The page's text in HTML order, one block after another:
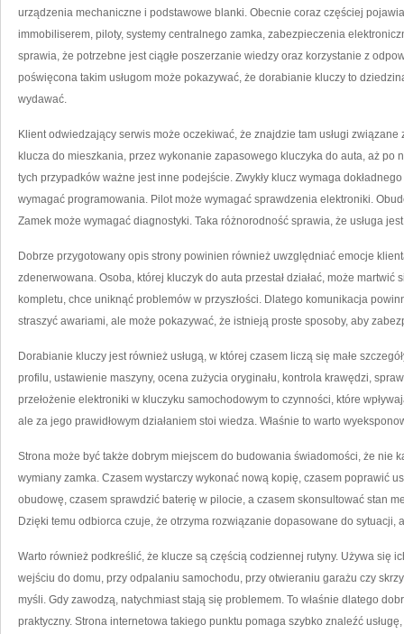
urządzenia mechaniczne i podstawowe blanki. Obecnie coraz częściej
immobiliserem, piloty, systemy centralnego zamka, zabezpieczenia
sprawia, że potrzebne jest ciągłe poszerzanie wiedzy oraz korzystanie z
poświęcona takim usługom może pokazywać, że dorabianie kluczy to
wydawać.
Klient odwiedzający serwis może oczekiwać, że znajdzie tam usługi
klucza do mieszkania, przez wykonanie zapasowego kluczyka do auta, aż po
tych przypadków ważne jest inne podejście. Zwykły klucz wymaga
wymagać programowania. Pilot może wymagać sprawdzenia elektroniki.
Zamek może wymagać diagnostyki. Taka różnorodność sprawia, że usługa
Dobrze przygotowany opis strony powinien również uwzględniać emocje
zdenerwowana. Osoba, której kluczyk do auta przestał działać, może
kompletu, chce uniknąć problemów w przyszłości. Dlatego komunikacja
straszyć awariami, ale może pokazywać, że istnieją proste sposoby, aby
Dorabianie kluczy jest również usługą, w której czasem liczą się małe
profilu, ustawienie maszyny, ocena zużycia oryginału, kontrola krawędzi,
przełożenie elektroniki w kluczyku samochodowym to czynności, które
ale za jego prawidłowym działaniem stoi wiedza. Właśnie to warto
Strona może być także dobrym miejscem do budowania świadomości, że nie
wymiany zamka. Czasem wystarczy wykonać nową kopię, czasem poprawić
obudowę, czasem sprawdzić baterię w pilocie, a czasem skonsultować stan
Dzięki temu odbiorca czuje, że otrzyma rozwiązanie dopasowane do sytuacji,
Warto również podkreślić, że klucze są częścią codziennej rutyny. Używa się
wejściu do domu, przy odpalaniu samochodu, przy otwieraniu garażu czy
myśli. Gdy zawodzą, natychmiast stają się problemem. To właśnie dlatego
praktyczny. Strona internetowa takiego punktu pomaga szybko znaleźć